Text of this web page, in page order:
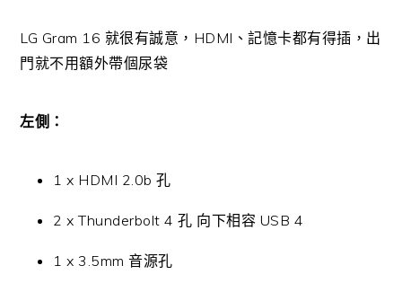
LG Gram 16 就很有誠意，HDMI、記憶卡都有得插，出
門就不用額外帶個尿袋
左側：
1 x HDMI 2.0b 孔
2 x Thunderbolt 4 孔 向下相容 USB 4
1 x 3.5mm 音源孔